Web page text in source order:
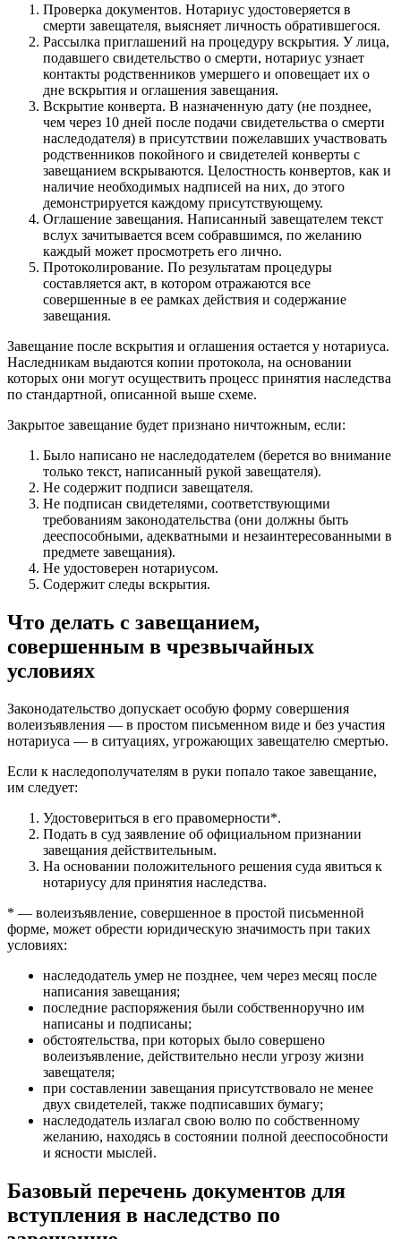
Проверка документов. Нотариус удостоверяется в
смерти завещателя, выясняет личность обратившегося.
Рассылка приглашений на процедуру вскрытия. У лица,
подавшего свидетельство о смерти, нотариус узнает
контакты родственников умершего и оповещает их о
дне вскрытия и оглашения завещания.
Вскрытие конверта. В назначенную дату (не позднее,
чем через 10 дней после подачи свидетельства о смерти
наследодателя) в присутствии пожелавших участвовать
родственников покойного и свидетелей конверты с
завещанием вскрываются. Целостность конвертов, как и
наличие необходимых надписей на них, до этого
демонстрируется каждому присутствующему.
Оглашение завещания. Написанный завещателем текст
вслух зачитывается всем собравшимся, по желанию
каждый может просмотреть его лично.
Протоколирование. По результатам процедуры
составляется акт, в котором отражаются все
совершенные в ее рамках действия и содержание
завещания.
Завещание после вскрытия и оглашения остается у нотариуса.
Наследникам выдаются копии протокола, на основании
которых они могут осуществить процесс принятия наследства
по стандартной, описанной выше схеме.
Закрытое завещание будет признано ничтожным, если:
Было написано не наследодателем (берется во внимание
только текст, написанный рукой завещателя).
Не содержит подписи завещателя.
Не подписан свидетелями, соответствующими
требованиям законодательства (они должны быть
дееспособными, адекватными и незаинтересованными в
предмете завещания).
Не удостоверен нотариусом.
Содержит следы вскрытия.
Что делать с завещанием,
совершенным в чрезвычайных
условиях
Законодательство допускает особую форму совершения
волеизъявления — в простом письменном виде и без участия
нотариуса — в ситуациях, угрожающих завещателю смертью.
Если к наследополучателям в руки попало такое завещание,
им следует:
Удостовериться в его правомерности*.
Подать в суд заявление об официальном признании
завещания действительным.
На основании положительного решения суда явиться к
нотариусу для принятия наследства.
* — волеизъявление, совершенное в простой письменной
форме, может обрести юридическую значимость при таких
условиях:
наследодатель умер не позднее, чем через месяц после
написания завещания;
последние распоряжения были собственноручно им
написаны и подписаны;
обстоятельства, при которых было совершено
волеизъявление, действительно несли угрозу жизни
завещателя;
при составлении завещания присутствовало не менее
двух свидетелей, также подписавших бумагу;
наследодатель излагал свою волю по собственному
желанию, находясь в состоянии полной дееспособности
и ясности мыслей.
Базовый перечень документов для
вступления в наследство по